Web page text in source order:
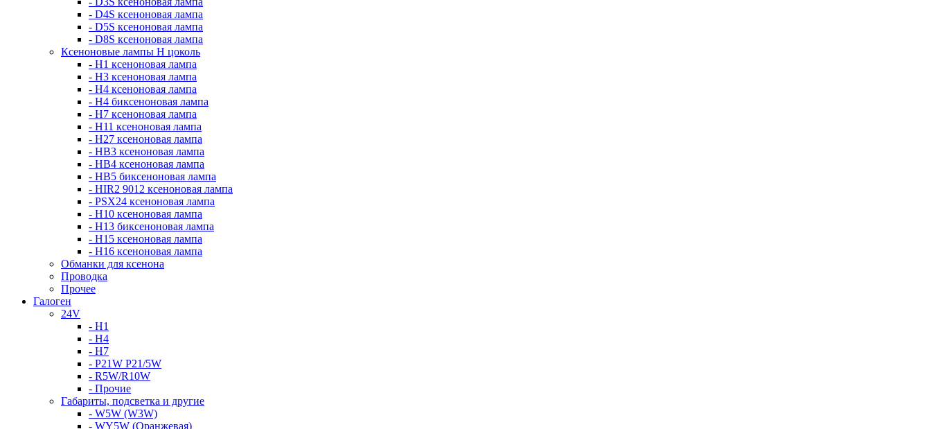
- D4S ксеноновая лампа
- D5S ксеноновая лампа
- D8S ксеноновая лампа
Ксеноновые лампы Н цоколь
- H1 ксеноновая лампа
- H3 ксеноновая лампа
- H4 ксеноновая лампа
- H4 биксеноновая лампа
- H7 ксеноновая лампа
- H11 ксеноновая лампа
- H27 ксеноновая лампа
- HB3 ксеноновая лампа
- HB4 ксеноновая лампа
- HB5 биксеноновая лампа
- HIR2 9012 ксеноновая лампа
- PSX24 ксеноновая лампа
- H10 ксеноновая лампа
- H13 биксеноновая лампа
- H15 ксеноновая лампа
- H16 ксеноновая лампа
Обманки для ксенона
Проводка
Прочее
Галоген
24V
- H1
- H4
- H7
- P21W P21/5W
- R5W/R10W
- Прочие
Габариты, подсветка и другие
- W5W (W3W)
- WY5W (Оранжевая)